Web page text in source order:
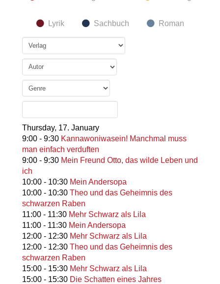
Lyrik Sachbuch Roman
Thursday, 17. January
9:00- 9:30 Kannawoniwasein! Manchmal muss
man einfach verduften
9:00- 9:30 Mein Freund Otto, das wilde Leben und
ich
10:00- 10:30 Mein Andersopa
10:00- 10:30 Theo und das Geheimnis des
schwarzen Raben
11:00- 11:30 Mehr Schwarz als Lila
11:00- 11:30 Mein Andersopa
12:00- 12:30 Mehr Schwarz als Lila
12:00- 12:30 Theo und das Geheimnis des
schwarzen Raben
15:00- 15:30 Mehr Schwarz als Lila
15:00- 15:30 Die Schatten eines Jahres